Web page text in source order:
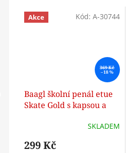
Akce
369 Kč
–18 %
Baagl školní penál etue
Skate Gold s kapsou a
SKLADEM
299 Kč
Kód: A-30744